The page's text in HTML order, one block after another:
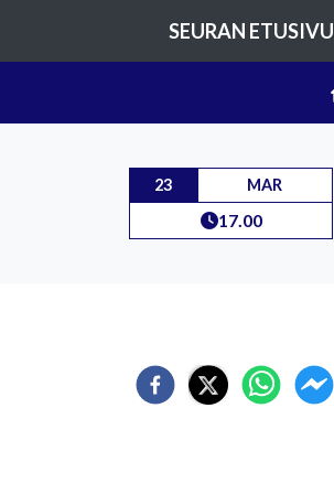
SEURAN ETUSIVU
23 MAR
17.00